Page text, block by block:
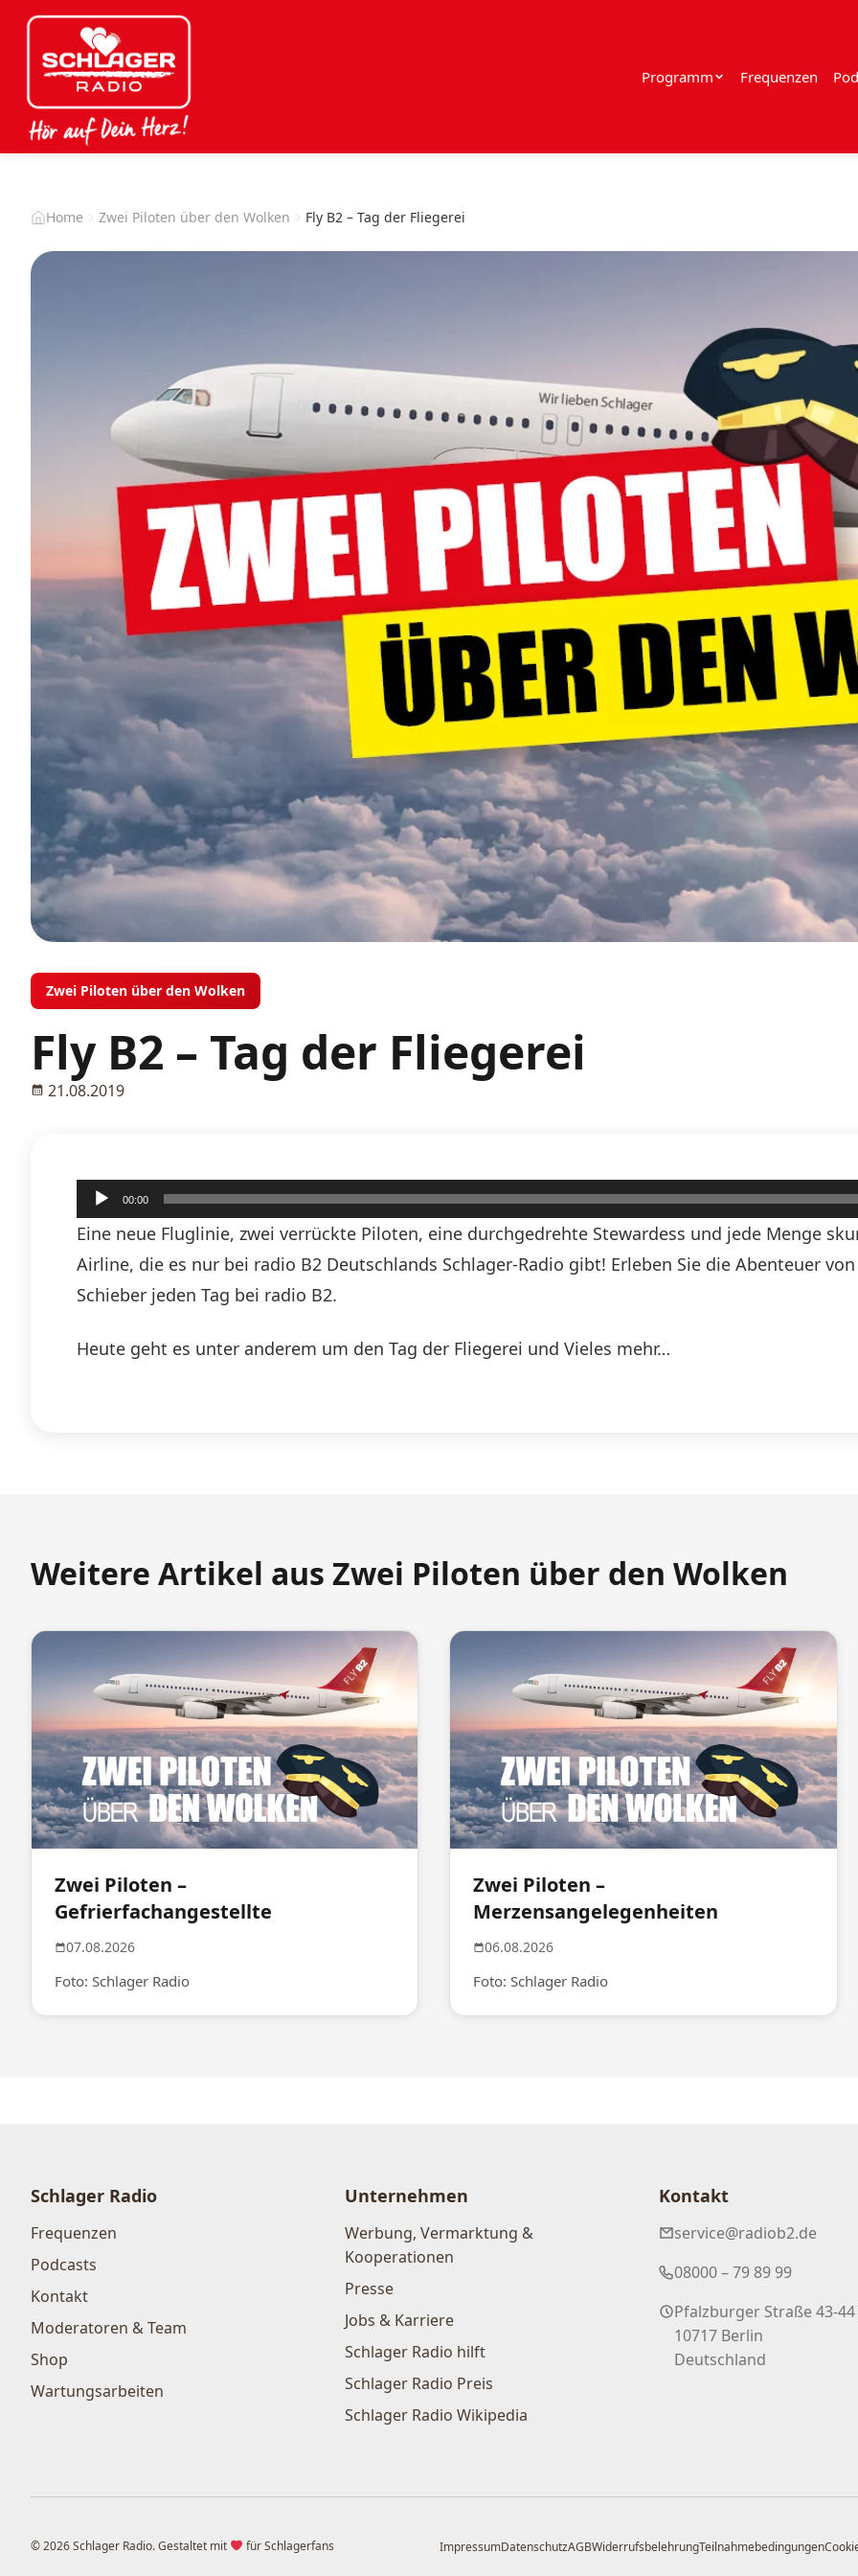
Programm Frequenzen
Home Zwei Piloten über den Wolken Fly B2 – Tag der Fliegerei
Zwei Piloten über den Wolken
Fly B2 – Tag der Fliegerei
21.08.2019
Audio-
Player
00:00
Eine neue Fluglinie, zwei verrückte Piloten, eine durchgedrehte Stewardess und jede Menge
Airline, die es nur bei radio B2 Deutschlands Schlager-Radio gibt! Erleben Sie die Abenteuer
Schieber jeden Tag bei radio B2.
Heute geht es unter anderem um den Tag der Fliegerei und Vieles mehr…
Weitere Artikel aus Zwei Piloten über den Wolken
Zwei Piloten –
Gefrierfachangestellte
07.08.2026
Foto: Schlager Radio
Zwei Piloten –
Merzensangelegenheiten
06.08.2026
Foto: Schlager Radio
Schlager Radio
Frequenzen
Podcasts
Kontakt
Moderatoren & Team
Shop
Wartungsarbeiten
Unternehmen
Werbung, Vermarktung &
Kooperationen
Presse
Jobs & Karriere
Schlager Radio hilft
Schlager Radio Preis
Schlager Radio Wikipedia
Kontakt
service@radiob2.de
08000 – 79 89 99
Pfalzburger Straße 43-44
10717 Berlin
Deutschland
© 2026 Schlager Radio. Gestaltet mit für Schlagerfans ImpressumDatenschutzAGBWiderrufsbelehrungTeilnahmebedingungen